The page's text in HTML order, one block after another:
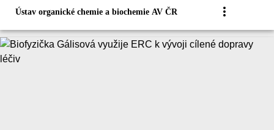
Ústav organické chemie a biochemie AV ČR